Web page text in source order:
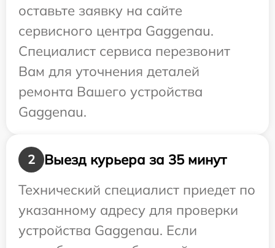
оставьте заявку на сайте
сервисного центра Gaggenau.
Специалист сервиса перезвонит
Вам для уточнения деталей
ремонта Вашего устройства
Gaggenau.
2
Выезд курьера за 35 минут
Технический специалист приедет по
указанному адресу для проверки
устройства Gaggenau. Если